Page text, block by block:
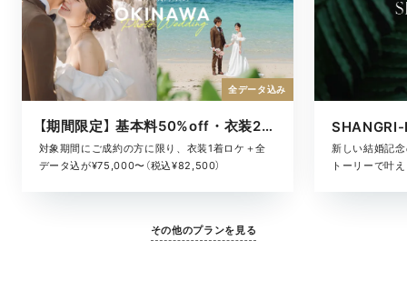
【期間限定】 基本料50%off・衣装2着ロケ
対象期間にご成約の方に限り、衣装1着ロケ＋全
データ込が¥75,000〜（税込¥82,500）
全データ込み
新しい結婚記念
トーリーで叶
その他のプランを見る